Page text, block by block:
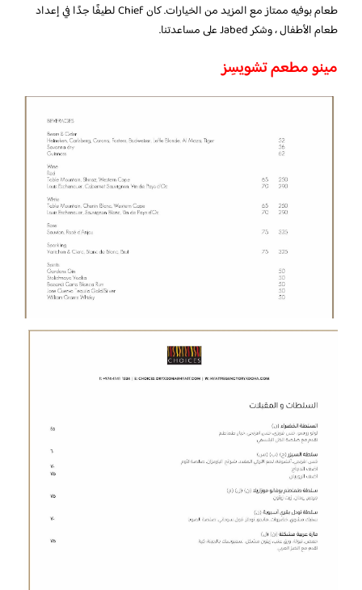
طعام بوفيه ممتاز مع المزيد من الخيارات. كان Chief لطيفًا جدًا في إعداد
طعام الأطفال ، وشكر Jabed على مساعدتنا.
مينو مطعم تشويسِز